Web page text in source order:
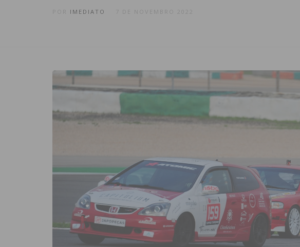
IMEDIATO 7 DE NOVEMBRO 2022